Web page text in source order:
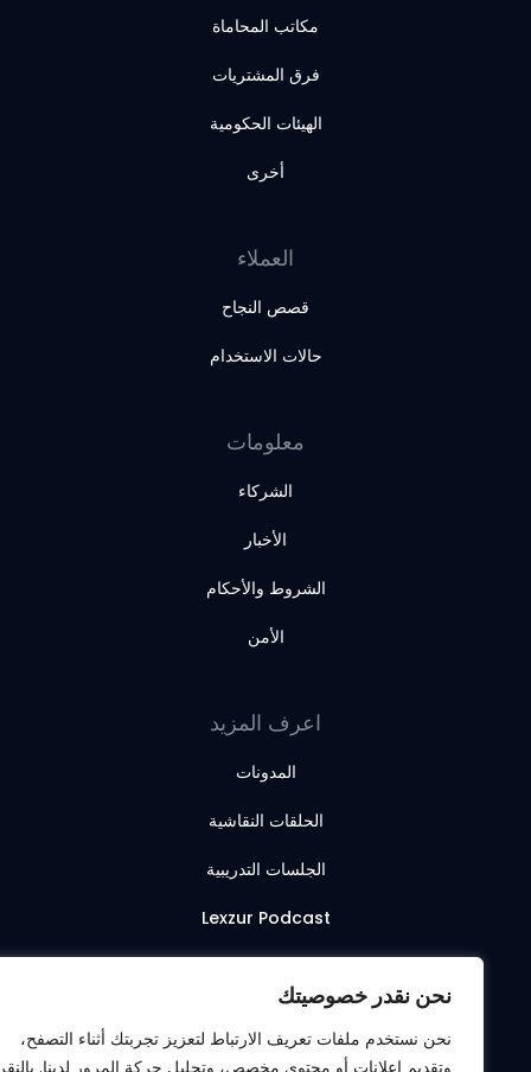
نحن نقدر خصوصيتك
نحن نستخدم ملفات تعريف الارتباط لتعزيز تجربتك أثناء التصفح،
وتقديم إعلانات أو محتوى مخصص، وتحليل حركة المرور لدينا.
مكاتب المحاماة
فرق المشتريات
الهيئات الحكومية
أخرى
العملاء
قصص النجاح
حالات الاستخدام
معلومات
الشركاء
الأخبار
الشروط والأحكام
الأمن
اعرف المزيد
المدونات
الحلقات النقاشية
الجلسات التدريبية
Lexzur Podcast